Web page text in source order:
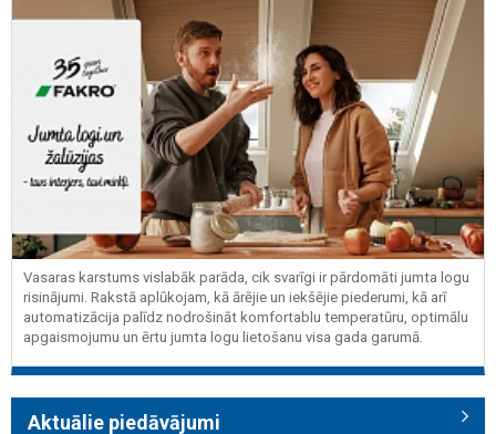
Vasaras karstums vislabāk parāda, cik svarīgi ir pārdomāti jumta logu
risinājumi. Rakstā aplūkojam, kā ārējie un iekšējie piederumi, kā arī
automatizācija palīdz nodrošināt komfortablu temperatūru, optimālu
apgaismojumu un ērtu jumta logu lietošanu visa gada garumā.
Aktuālie piedāvājumi